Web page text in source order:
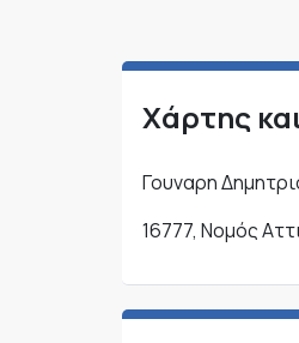
Χάρτης
Γουναρη
16777, Νομός